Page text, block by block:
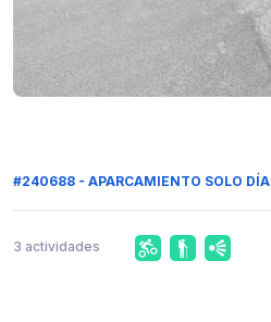
#240688 - APARCAMIENTO SOLO DÍA
3 actividades